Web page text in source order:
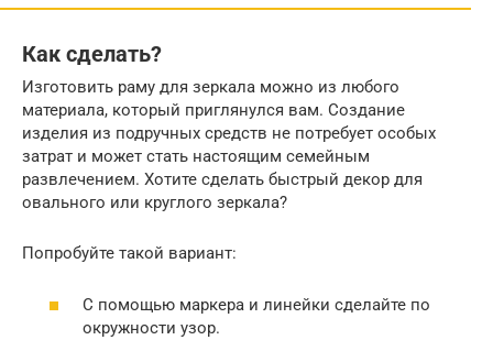
Как сделать?
Изготовить раму для зеркала можно из любого
материала, который приглянулся вам. Создание
изделия из подручных средств не потребует особых
затрат и может стать настоящим семейным
развлечением. Хотите сделать быстрый декор для
овального или круглого зеркала?
Попробуйте такой вариант:
С помощью маркера и линейки сделайте по
окружности узор.